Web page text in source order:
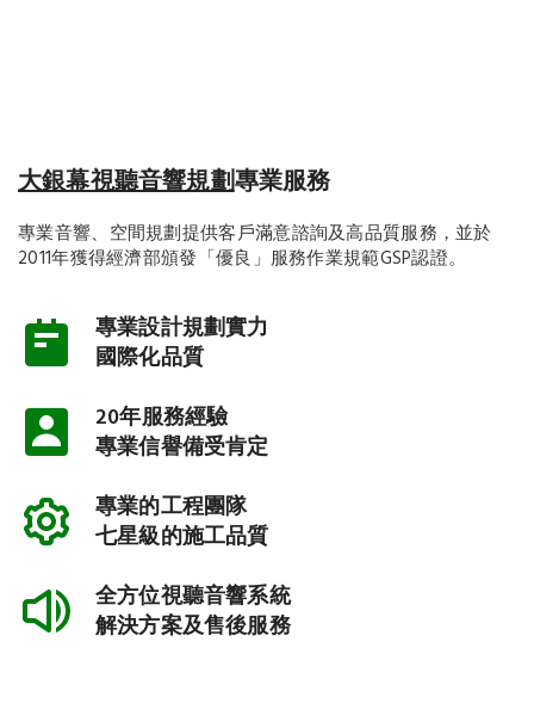
大銀幕視聽音響規劃專業服務
專業音響、空間規劃提供客戶滿意諮詢及高品質服務，並於
2011年獲得經濟部頒發「優良」服務作業規範GSP認證。
專業設計規劃實力
國際化品質
20年服務經驗
專業信譽備受肯定
專業的工程團隊
七星級的施工品質
全方位視聽音響系統
解決方案及售後服務